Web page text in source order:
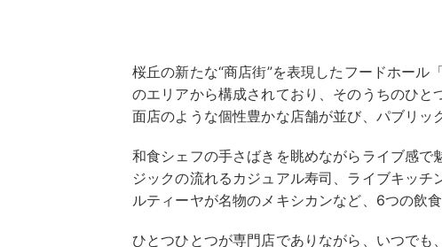
桜丘の新たな“商店街”を表現したフードホー
のエリアから構成されており、そのうちのひと
面店のような個性豊かな店舗が並び、パブリッ
和食シェフの手さばきを眺めながらライブ感で
ジックの流れるカジュアル寿司、ライブキッ
ルティーヤが名物のメキシカンなど、6つの飲
ひとつひとつが専門店でありながら、いつで